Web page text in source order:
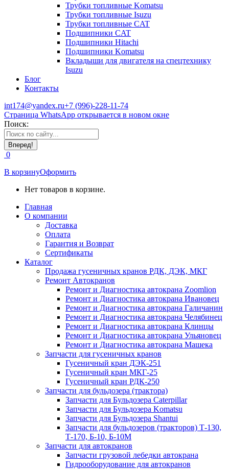
Трубки топливные Komatsu
Трубки топливные Isuzu
Трубки топливные CAT
Подшипники CAT
Подшипники Hitachi
Подшипники Komatsu
Вкладыши для двигателя на спецтехнику
Isuzu
Блог
Контакты
int174@yandex.ru+7 (996)-228-11-74
Страница WhatsApp открывается в новом окне
Поиск:
0
В корзинуОформить
Нет товаров в корзине.
Главная
О компании
Доставка
Оплата
Гарантия и Возврат
Сертификаты
Каталог
Продажа гусеничных кранов РДК, ДЭК, МКГ
Ремонт Автокранов
Ремонт и Диагностика автокрана Zoomlion
Ремонт и Диагностика автокрана Ивановец
Ремонт и Диагностика автокрана Галичанин
Ремонт и Диагностика автокрана Челябинец
Ремонт и Диагностика автокрана Клинцы
Ремонт и Диагностика автокрана Ульяновец
Ремонт и Диагностика автокрана Машека
Запчасти для гусеничных кранов
Гусеничный кран ДЭК-251
Гусеничный кран МКГ-25
Гусеничный кран РДК-250
Запчасти для бульдозера (трактора)
Запчасти для Бульдозера Caterpillar
Запчасти для Бульдозера Komatsu
Запчасти для Бульдозера Shantui
Запчасти для бульдозеров (тракторов) Т-130,
Т-170, Б-10, Б-10М
Запчасти для автокранов
Запчасти грузовой лебедки автокрана
Гидрооборудование для автокранов